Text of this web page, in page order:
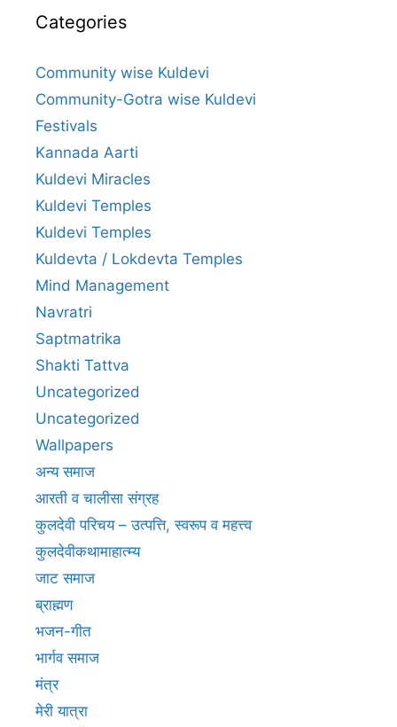
Categories
Community wise Kuldevi
Community-Gotra wise Kuldevi
Festivals
Kannada Aarti
Kuldevi Miracles
Kuldevi Temples
Kuldevi Temples
Kuldevta / Lokdevta Temples
Mind Management
Navratri
Saptmatrika
Shakti Tattva
Uncategorized
Uncategorized
Wallpapers
अन्य समाज
आरती व चालीसा संग्रह
कुलदेवी परिचय – उत्पत्ति, स्वरूप व महत्त्व
कुलदेवीकथामाहात्म्य
जाट समाज
ब्राह्मण
भजन-गीत
भार्गव समाज
मंत्र
मेरी यात्रा